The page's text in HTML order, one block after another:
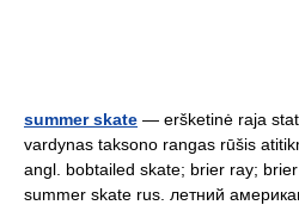
summer skate — eršketinė raja
vardynas taksono rangas rūšis
angl. bobtailed skate; brier ray;
summer skate rus. летний